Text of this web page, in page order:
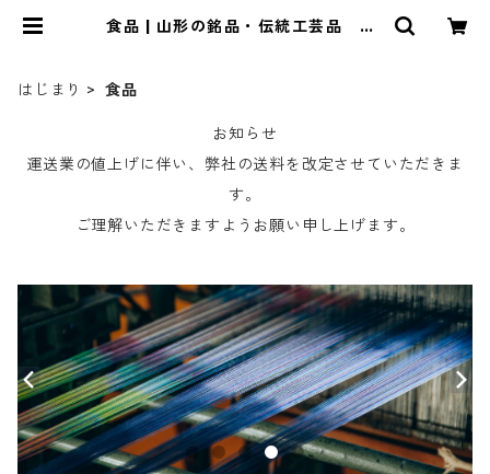
食品 | 山形の銘品・伝統工芸品 Th
はじまり 食品
お知らせ
運送業の値上げに伴い、弊社の送料を改定させていただきま
す。
ご理解いただきますようお願い申し上げます。